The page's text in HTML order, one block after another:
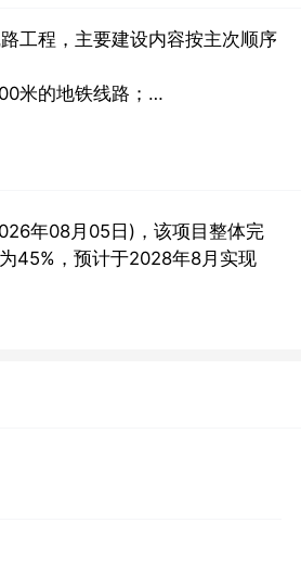
工程，主要建设内容按主次顺序
米的地铁线路；
年08月05日)，该项目整体完
45%，预计于2028年8月实现